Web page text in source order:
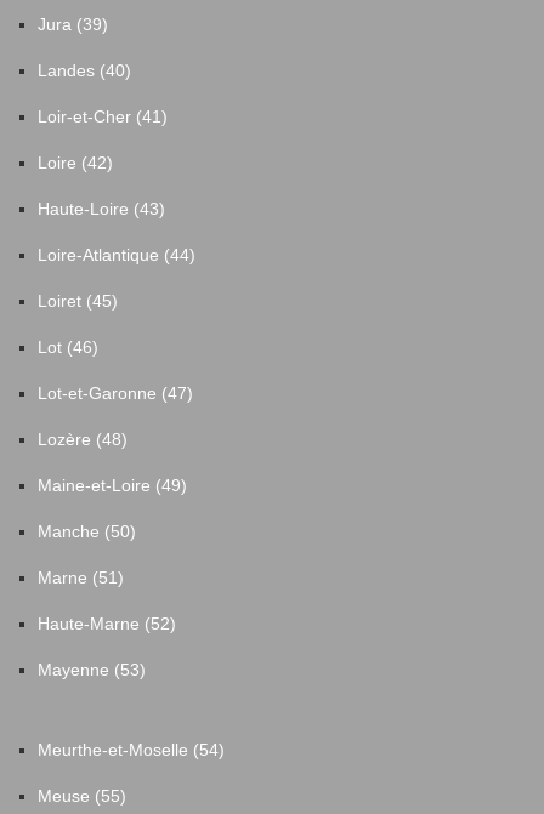
Jura (39)
Landes (40)
Loir-et-Cher (41)
Loire (42)
Haute-Loire (43)
Loire-Atlantique (44)
Loiret (45)
Lot (46)
Lot-et-Garonne (47)
Lozère (48)
Maine-et-Loire (49)
Manche (50)
Marne (51)
Haute-Marne (52)
Mayenne (53)
Meurthe-et-Moselle (54)
Meuse (55)